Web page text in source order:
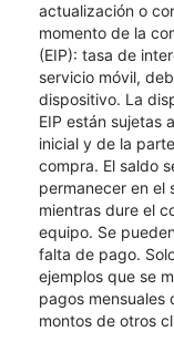
actualización o
momento de la
(EIP): tasa de
servicio móvil,
dispositivo. La
EIP están sujetas
inicial y de la
compra. El saldo
permanecer en el
mientras dure el
equipo. Se
falta de pago.
ejemplos que se
pagos mensuales
montos de otros